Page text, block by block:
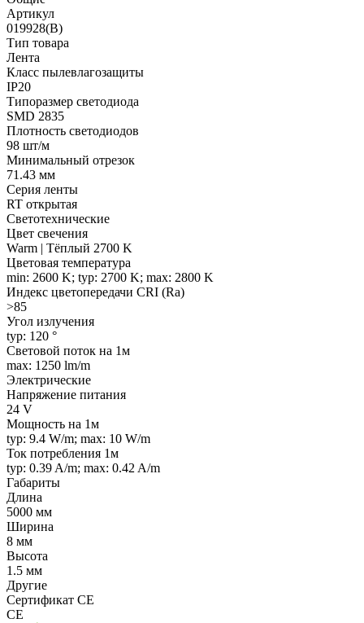
Артикул
019928(B)
Тип товара
Лента
Класс пылевлагозащиты
IP20
Типоразмер светодиода
SMD 2835
Плотность светодиодов
98 шт/м
Минимальный отрезок
71.43 мм
Серия ленты
RT открытая
Светотехнические
Цвет свечения
Warm | Тёплый 2700 K
Цветовая температура
min: 2600 K; typ: 2700 K; max: 2800 K
Индекс цветопередачи CRI (Ra)
>85
Угол излучения
typ: 120 °
Световой поток на 1м
max: 1250 lm/m
Электрические
Напряжение питания
24 V
Мощность на 1м
typ: 9.4 W/m; max: 10 W/m
Ток потребления 1м
typ: 0.39 A/m; max: 0.42 A/m
Габариты
Длина
5000 мм
Ширина
8 мм
Высота
1.5 мм
Другие
Сертификат CE
CE